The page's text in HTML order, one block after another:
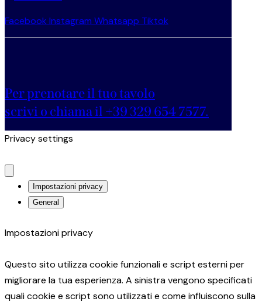
Facebook Instagram Whatsapp Tiktok
Per prenotare il tuo tavolo
scrivi o chiama il +39 329 654 7577.
Privacy settings
Impostazioni privacy
General
Impostazioni privacy
Questo sito utilizza cookie funzionali e script esterni per
migliorare la tua esperienza. A sinistra vengono specificati
quali cookie e script sono utilizzati e come influiscono sulla